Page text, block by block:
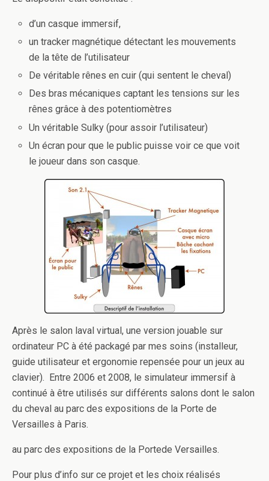
d’un casque immersif,
un tracker magnétique détectant les mouvements
de la tête de l’utilisateur
De véritable rênes en cuir (qui sentent le cheval)
Des bras mécaniques captant les tensions sur les
rênes grâce à des potentiomètres
Un véritable Sulky (pour assoir l’utilisateur)
Un écran pour que le public puisse voir ce que voit
le joueur dans son casque.
Après le salon laval virtual, une version jouable sur
ordinateur PC à été packagé par mes soins (installeur,
guide utilisateur et ergonomie repensée pour un jeux au
clavier). Entre 2006 et 2008, le simulateur immersif à
continué à être utilisés sur différents salons dont le salon
du cheval au parc des expositions de la Porte de
Versailles à Paris.
au parc des expositions de la Portede Versailles.
Pour plus d’info sur ce projet et les choix réalisés